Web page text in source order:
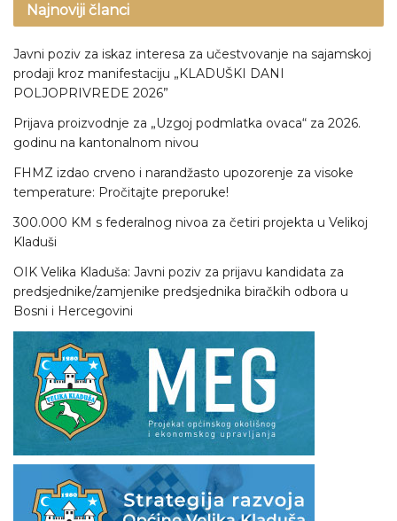
Najnoviji članci
Javni poziv za iskaz interesa za učestvovanje na sajamskoj
prodaji kroz manifestaciju „KLADUŠKI DANI
POLJOPRIVREDE 2026”
Prijava proizvodnje za „Uzgoj podmlatka ovaca“ za 2026.
godinu na kantonalnom nivou
FHMZ izdao crveno i narandžasto upozorenje za visoke
temperature: Pročitajte preporuke!
300.000 KM s federalnog nivoa za četiri projekta u Velikoj
Kladuši
OIK Velika Kladuša: Javni poziv za prijavu kandidata za
predsjednike/zamjenike predsjednika biračkih odbora u
Bosni i Hercegovini